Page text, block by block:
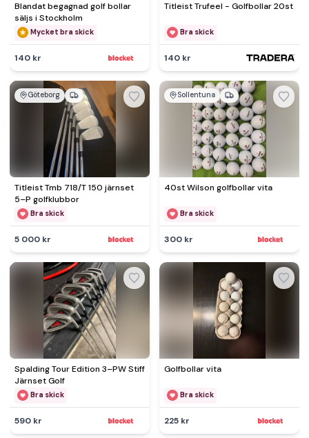
Blandat begagnad golf bollar
säljs i Stockholm
Mycket bra skick
140 kr
Titleist Trufeel - Golfbollar 20st
Bra skick
140 kr
Göteborg
Titleist Tmb 718/T 150 järnset
5–P golfklubbor
Bra skick
5 000 kr
Sollentuna
40st Wilson golfbollar vita
Bra skick
300 kr
Spalding Tour Edition 3–PW Stiff
Järnset Golf
Bra skick
590 kr
Golfbollar vita
Bra skick
225 kr